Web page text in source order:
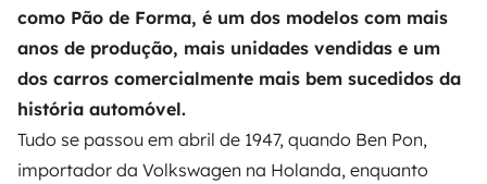
como Pão de Forma, é um dos modelos com mais
anos de produção, mais unidades vendidas e um
dos carros comercialmente mais bem sucedidos da
história automóvel.
Tudo se passou em abril de 1947, quando Ben Pon,
importador da Volkswagen na Holanda, enquanto